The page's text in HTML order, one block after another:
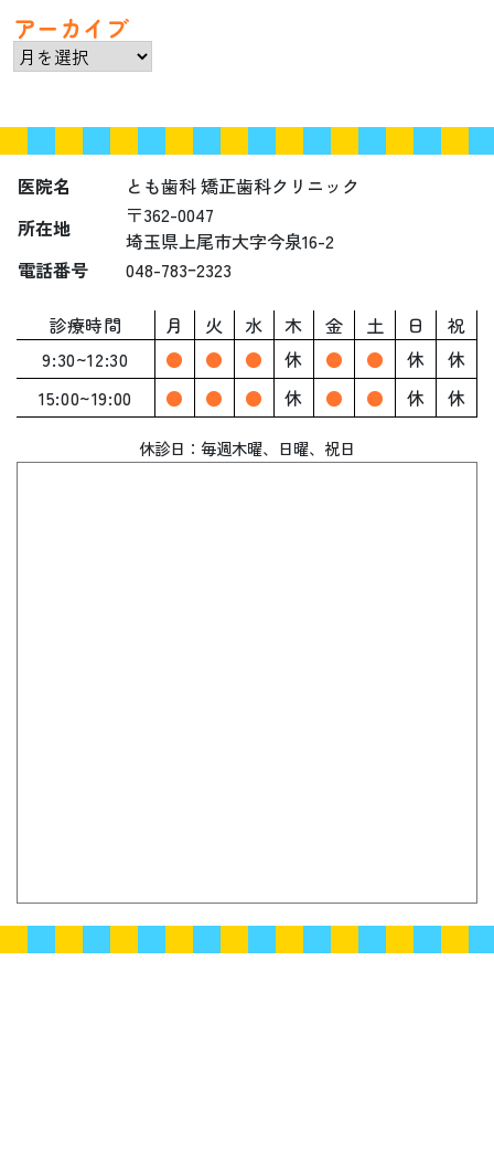
アーカイブ
ア
ー
イ
ブ
医院名
とも歯科 矯正歯科クリニック
所在地
〒362-0047
埼玉県上尾市大字今泉16-2
電話番号
048-783ｰ2323
診療時間 月 火 水 木 金 土 日
祝
9:30~12:30
● ● ● 休 ● ● 休
休
15:00~19:00
● ● ● 休 ● ● 休 休
休診日：毎週木曜、 日曜、祝日